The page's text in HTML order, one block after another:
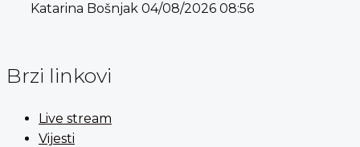
Katarina Bošnjak 04/08/2026 08:56
Brzi linkovi
Live stream
Vijesti